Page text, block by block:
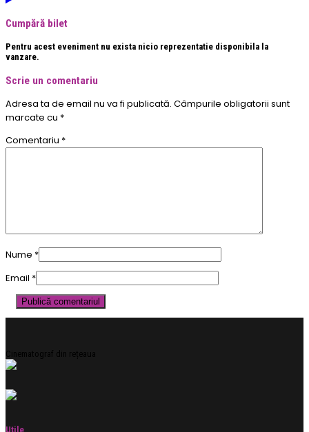
Cumpără bilet
Pentru acest eveniment nu exista nicio reprezentatie disponibila la
vanzare.
Scrie un comentariu
Adresa ta de email nu va fi publicată. Câmpurile obligatorii sunt
marcate cu *
Comentariu *
Nume *
Email *
Cinematograf din rețeaua
Utile